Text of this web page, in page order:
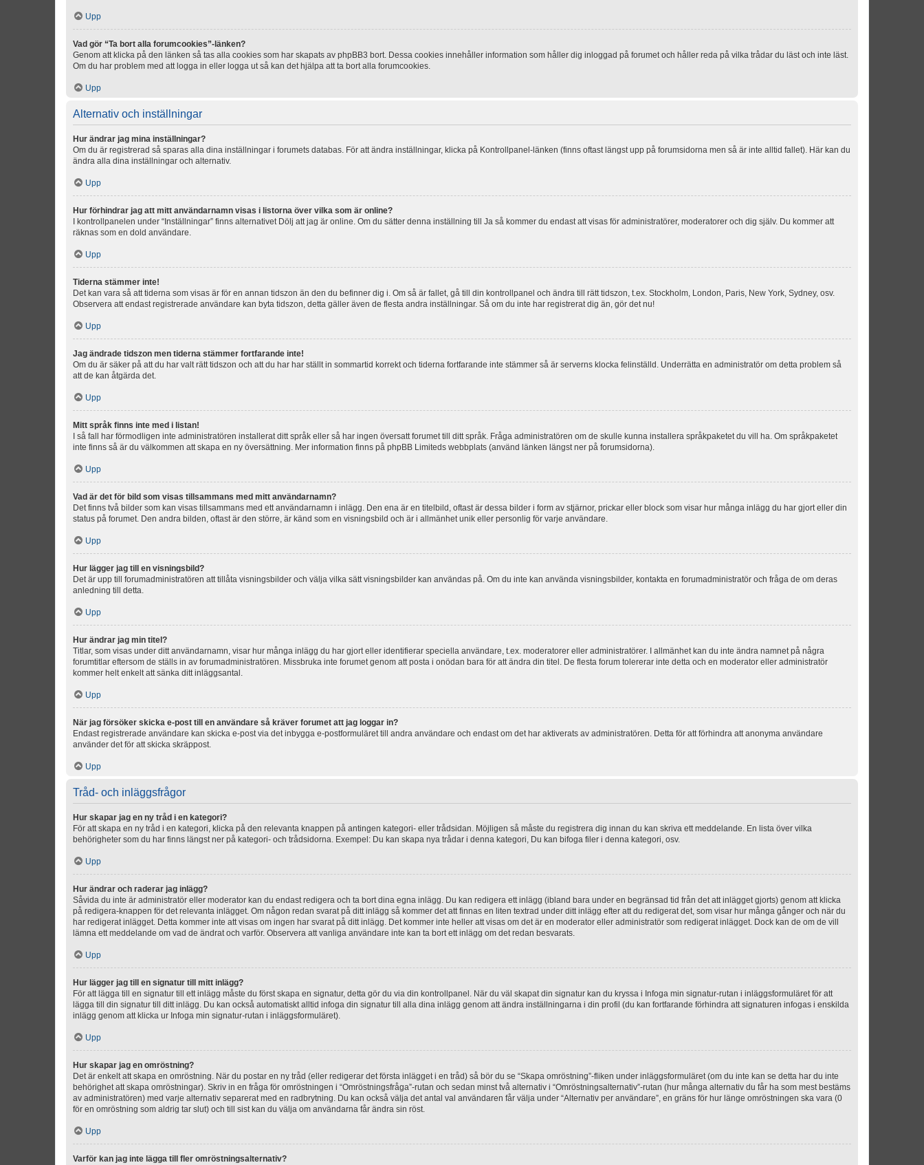
Upp
Vad gör “Ta bort alla forumcookies”-länken?
Genom att klicka på den länken så tas alla cookies som har skapats av phpBB3 bort. Dessa cookies innehåller information som håller dig inloggad på forumet och håller reda på vilka trådar du läst och inte läst.
Om du har problem med att logga in eller logga ut så kan det hjälpa att ta bort alla forumcookies.
Upp
Alternativ och inställningar
Hur ändrar jag mina inställningar?
Om du är registrerad så sparas alla dina inställningar i forumets databas. För att ändra inställningar, klicka på Kontrollpanel-länken (finns oftast längst upp på forumsidorna men så är inte alltid fallet). Här kan du
ändra alla dina inställningar och alternativ.
Upp
Hur förhindrar jag att mitt användarnamn visas i listorna över vilka som är online?
I kontrollpanelen under “Inställningar” finns alternativet Dölj att jag är online. Om du sätter denna inställning till Ja så kommer du endast att visas för administratörer, moderatorer och dig själv. Du kommer att
räknas som en dold användare.
Upp
Tiderna stämmer inte!
Det kan vara så att tiderna som visas är för en annan tidszon än den du befinner dig i. Om så är fallet, gå till din kontrollpanel och ändra till rätt tidszon, t.ex. Stockholm, London, Paris, New York, Sydney, osv.
Observera att endast registrerade användare kan byta tidszon, detta gäller även de flesta andra inställningar. Så om du inte har registrerat dig än, gör det nu!
Upp
Jag ändrade tidszon men tiderna stämmer fortfarande inte!
Om du är säker på att du har valt rätt tidszon och att du har har ställt in sommartid korrekt och tiderna fortfarande inte stämmer så är serverns klocka felinställd. Underrätta en administratör om detta problem så
att de kan åtgärda det.
Upp
Mitt språk finns inte med i listan!
I så fall har förmodligen inte administratören installerat ditt språk eller så har ingen översatt forumet till ditt språk. Fråga administratören om de skulle kunna installera språkpaketet du vill ha. Om språkpaketet
inte finns så är du välkommen att skapa en ny översättning. Mer information finns på phpBB Limiteds webbplats (använd länken längst ner på forumsidorna).
Upp
Vad är det för bild som visas tillsammans med mitt användarnamn?
Det finns två bilder som kan visas tillsammans med ett användarnamn i inlägg. Den ena är en titelbild, oftast är dessa bilder i form av stjärnor, prickar eller block som visar hur många inlägg du har gjort eller din
status på forumet. Den andra bilden, oftast är den större, är känd som en visningsbild och är i allmänhet unik eller personlig för varje användare.
Upp
Hur lägger jag till en visningsbild?
Det är upp till forumadministratören att tillåta visningsbilder och välja vilka sätt visningsbilder kan användas på. Om du inte kan använda visningsbilder, kontakta en forumadministratör och fråga de om deras
anledning till detta.
Upp
Hur ändrar jag min titel?
Titlar, som visas under ditt användarnamn, visar hur många inlägg du har gjort eller identifierar speciella användare, t.ex. moderatorer eller administratörer. I allmänhet kan du inte ändra namnet på några
forumtitlar eftersom de ställs in av forumadministratören. Missbruka inte forumet genom att posta i onödan bara för att ändra din titel. De flesta forum tolererar inte detta och en moderator eller administratör
kommer helt enkelt att sänka ditt inläggsantal.
Upp
När jag försöker skicka e-post till en användare så kräver forumet att jag loggar in?
Endast registrerade användare kan skicka e-post via det inbygga e-postformuläret till andra användare och endast om det har aktiverats av administratören. Detta för att förhindra att anonyma användare
använder det för att skicka skräppost.
Upp
Tråd- och inläggsfrågor
Hur skapar jag en ny tråd i en kategori?
För att skapa en ny tråd i en kategori, klicka på den relevanta knappen på antingen kategori- eller trådsidan. Möjligen så måste du registrera dig innan du kan skriva ett meddelande. En lista över vilka
behörigheter som du har finns längst ner på kategori- och trådsidorna. Exempel: Du kan skapa nya trådar i denna kategori, Du kan bifoga filer i denna kategori, osv.
Upp
Hur ändrar och raderar jag inlägg?
Såvida du inte är administratör eller moderator kan du endast redigera och ta bort dina egna inlägg. Du kan redigera ett inlägg (ibland bara under en begränsad tid från det att inlägget gjorts) genom att klicka
på redigera-knappen för det relevanta inlägget. Om någon redan svarat på ditt inlägg så kommer det att finnas en liten textrad under ditt inlägg efter att du redigerat det, som visar hur många gånger och när du
har redigerat inlägget. Detta kommer inte att visas om ingen har svarat på ditt inlägg. Det kommer inte heller att visas om det är en moderator eller administratör som redigerat inlägget. Dock kan de om de vill
lämna ett meddelande om vad de ändrat och varför. Observera att vanliga användare inte kan ta bort ett inlägg om det redan besvarats.
Upp
Hur lägger jag till en signatur till mitt inlägg?
För att lägga till en signatur till ett inlägg måste du först skapa en signatur, detta gör du via din kontrollpanel. När du väl skapat din signatur kan du kryssa i Infoga min signatur-rutan i inläggsformuläret för att
lägga till din signatur till ditt inlägg. Du kan också automatiskt alltid infoga din signatur till alla dina inlägg genom att ändra inställningarna i din profil (du kan fortfarande förhindra att signaturen infogas i enskilda
inlägg genom att klicka ur Infoga min signatur-rutan i inläggsformuläret).
Upp
Hur skapar jag en omröstning?
Det är enkelt att skapa en omröstning. När du postar en ny tråd (eller redigerar det första inlägget i en tråd) så bör du se “Skapa omröstning”-fliken under inläggsformuläret (om du inte kan se detta har du inte
behörighet att skapa omröstningar). Skriv in en fråga för omröstningen i “Omröstningsfråga”-rutan och sedan minst två alternativ i “Omröstningsalternativ”-rutan (hur många alternativ du får ha som mest bestäms
av administratören) med varje alternativ separerat med en radbrytning. Du kan också välja det antal val användaren får välja under “Alternativ per användare”, en gräns för hur länge omröstningen ska vara (0
för en omröstning som aldrig tar slut) och till sist kan du välja om användarna får ändra sin röst.
Upp
Varför kan jag inte lägga till fler omröstningsalternativ?